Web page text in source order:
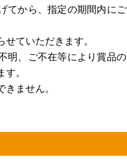
てから、指定の期間内に
せていただきます。
明、ご不在等により賞品
。
きません。